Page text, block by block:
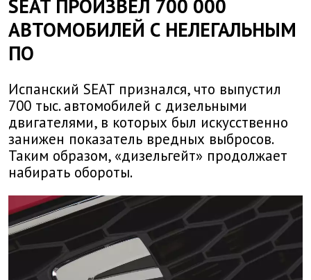
SEAT ПРОИЗВЕЛ 700 000
АВТОМОБИЛЕЙ С НЕЛЕГАЛЬНЫМ
ПО
Испанский SEAT признался, что выпустил
700 тыс. автомобилей с дизельными
двигателями, в которых был искусственно
занижен показатель вредных выбросов.
Таким образом, «дизельгейт» продолжает
набирать обороты.